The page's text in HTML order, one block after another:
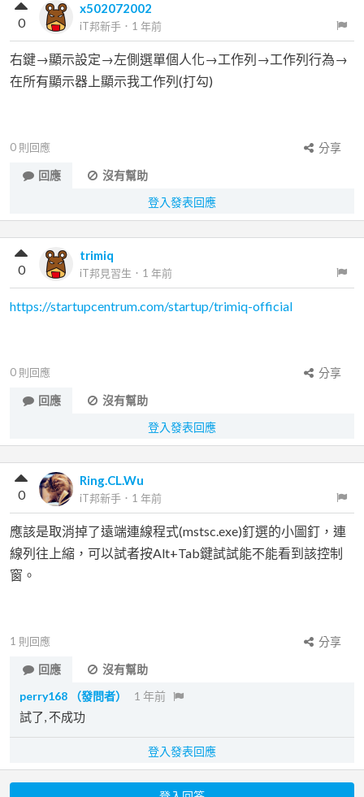
x502072002
iT邦新手 ． 1 年前
0
右鍵→顯示設定→左側選單個人化→工作列→工作列行為→
在所有顯示器上顯示我工作列(打勾)
0 則回應
分享
回應
沒有幫助
登入發表回應
trimiq
iT邦見習生 ． 1 年前
0
https://startupcentrum.com/startup/trimiq-official
0 則回應
分享
回應
沒有幫助
登入發表回應
Ring.CL.Wu
iT邦新手 ． 1 年前
0
應該是取消掉了遠端連線程式(mstsc.exe)釘選的小圖釘，連
線列往上縮，可以試者按Alt+Tab鍵試試能不能看到該控制
窗。
1 則回應
分享
回應
沒有幫助
perry168
（發問者） 1 年前
試了, 不成功
登入發表回應